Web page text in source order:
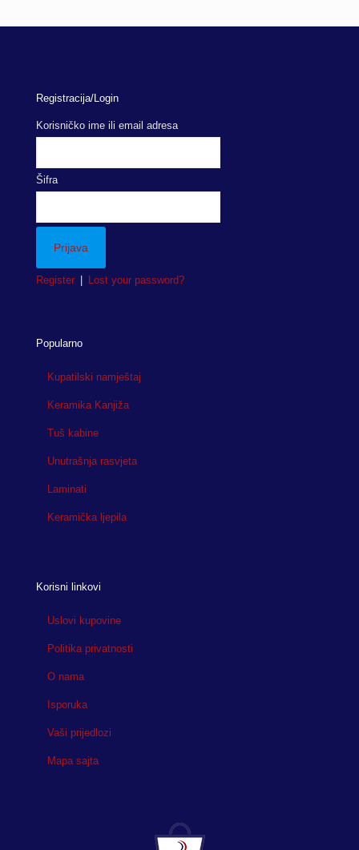
Registracija/Login
Korisničko ime ili email adresa
Šifra
Register Lost your password?
Popularno
Kupatilski namještaj
Keramika Kanjiža
Tuš kabine
Unutrašnja rasvjeta
Laminati
Keramička ljepila
Korisni linkovi
Uslovi kupovine
Politika privatnosti
O nama
Isporuka
Vaši prijedlozi
Mapa sajta